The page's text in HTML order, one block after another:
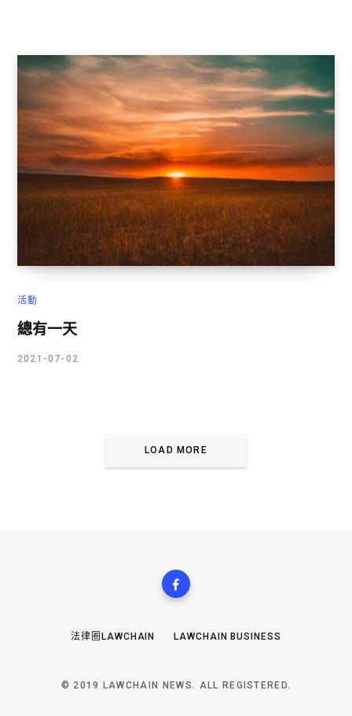
活動
總有一天
2021-07-02
LOAD MORE
法律圈LAWCHAIN LAWCHAIN BUSINESS
© 2019 LAWCHAIN NEWS. ALL REGISTERED.